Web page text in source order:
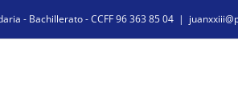
- Bachillerato - CCFF 96 363 85 04 |